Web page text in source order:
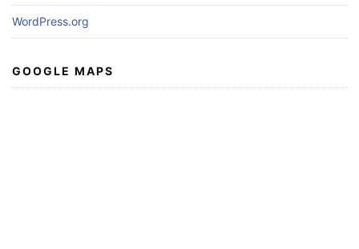
WordPress.org
GOOGLE MAPS